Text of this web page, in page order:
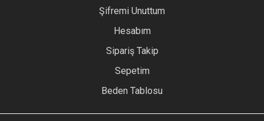
Şifremi Unuttum
Hesabım
Sipariş Takip
Sepetim
Beden Tablosu